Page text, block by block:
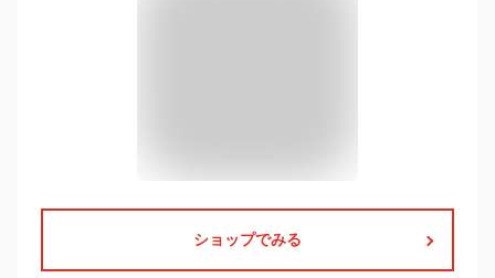
ショップでみる